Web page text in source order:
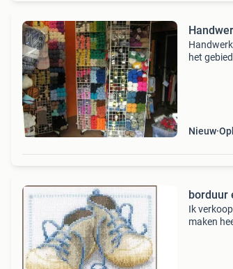
het
Nieuw
borduur
Ik
maken